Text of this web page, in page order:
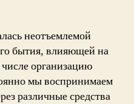
неотъемлемой
бытия, влияющей на
организацию
мы воспринимаем
различные средства